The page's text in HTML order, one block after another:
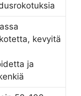
kevyitä
ja